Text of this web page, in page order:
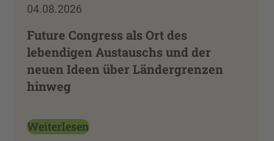
04.08.2026
Future Congress als Ort des
lebendigen Austauschs und der
neuen Ideen über Ländergrenzen
hinweg
Weiterlesen